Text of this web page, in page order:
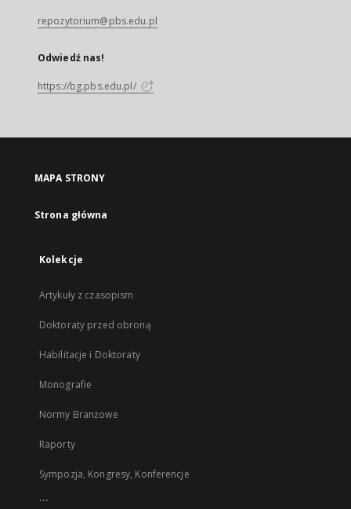
repozytorium@pbs.edu.pl
Odwiedź nas!
https://bg.pbs.edu.pl/
MAPA STRONY
Strona główna
Kolekcje
Artykuły z czasopism
Doktoraty przed obroną
Habilitacje i Doktoraty
Monografie
Normy Branżowe
Raporty
Sympozja, Kongresy, Konferencje
...